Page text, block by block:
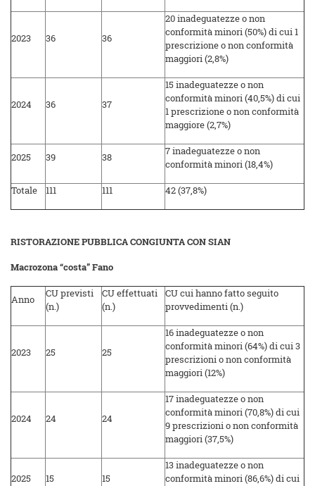
2023 36 36
20 inadeguatezze o non
conformità minori (50%) di cui 1
prescrizione o non conformità
maggiori (2,8%)
2024 36 37
15 inadeguatezze o non
conformità minori (40,5%) di cui
1 prescrizione o non conformità
maggiore (2,7%)
2025 39 38
7 inadeguatezze o non
conformità minori (18,4%)
Totale 111 111 42 (37,8%)
RISTORAZIONE PUBBLICA CONGIUNTA CON SIAN
Macrozona “costa” Fano
Anno
CU previsti
(n.)
CU effettuati
(n.)
CU cui hanno fatto seguito
provvedimenti (n.)
2023 25 25
16 inadeguatezze o non
conformità minori (64%) di cui 3
prescrizioni o non conformità
maggiori (12%)
2024 24 24
17 inadeguatezze o non
conformità minori (70,8%) di cui
9 prescrizioni o non conformità
maggiori (37,5%)
2025 15 15
13 inadeguatezze o non
conformità minori (86,6%) di cui